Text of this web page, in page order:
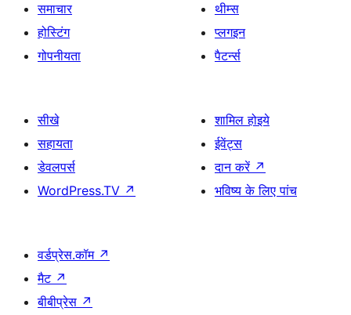
समाचार
होस्टिंग
गोपनीयता
थीम्स
प्लगइन
पैटर्न्स
सीखे
सहायता
डेवलपर्स
WordPress.TV ↗
शामिल होइये
ईवेंट्स
दान करें ↗
भविष्य के लिए पांच
वर्डप्रेस.कॉम ↗
मैट ↗
बीबीप्रेस ↗